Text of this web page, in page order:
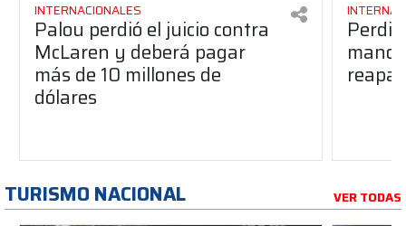
INTERNACIONALES
Palou perdió el juicio contra
McLaren y deberá pagar
más de 10 millones de
dólares
TURISMO NACIONAL VER TODAS